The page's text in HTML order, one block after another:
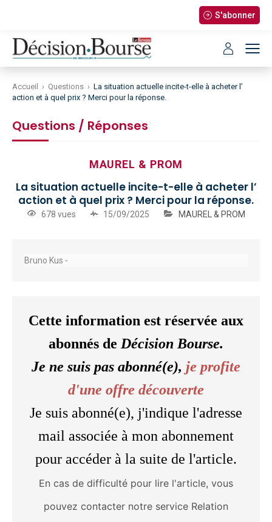
S'abonner
Accueil › Questions › La situation actuelle incite-t-elle à acheter l’
action et à quel prix ? Merci pour la réponse.
Questions / Réponses
MAUREL & PROM
La situation actuelle incite-t-elle à acheter l’
action et à quel prix ? Merci pour la réponse.
678 vues 15/09/2025 MAUREL & PROM
Bruno Kus -
Cette information est réservée aux
abonnés de Décision Bourse.
Je ne suis pas abonné(e), je profite
d'une offre découverte
Je suis abonné(e), j'indique l'adresse
mail associée à mon abonnement
pour accéder à la suite de l'article.
En cas de difficulté pour lire l'article, vous
pouvez contacter notre service Relation